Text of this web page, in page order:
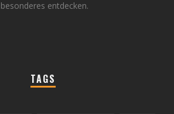
entdecken.
TAGS